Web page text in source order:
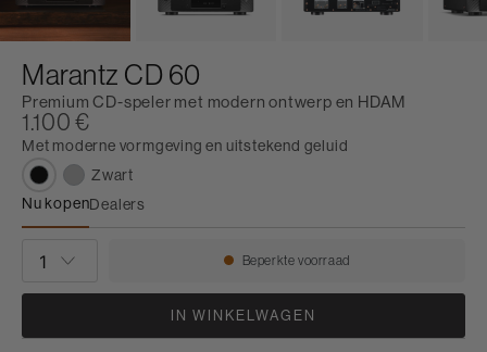
Marantz CD 60
Premium CD-speler met modern ontwerp en HDAM
1.100 €
Met moderne vormgeving en uitstekend geluid
Zwart
Nu kopen
Marantz CD 60
Dealers
Beschikbaarheid:
Beperkte voorraad
IN WINKELWAGEN